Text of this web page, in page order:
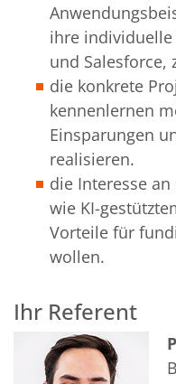
ihre individuelle
und Salesforce,
die konkrete
kennenlernen
Einsparungen
realisieren.
die Interesse
wie KI-
Vorteile für
wollen.
Ihr Referent